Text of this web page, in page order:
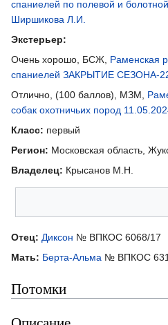
спаниелей по полевой и
Ширшикова Л.И.
Экстерьер:
Очень хорошо, БСЖ, Раменская
спаниелей ЗАКРЫТИЕ СЕЗОНА-
Отлично, (100 баллов), МЗМ,
собак охотничьих пород
Класс: первый
Регион: Московская область,
Владелец: Крысанов М.Н.
Отец: Диксон № ВПКОС 6068/17
Мать: Берта-Альма № ВПКОС
Потомки